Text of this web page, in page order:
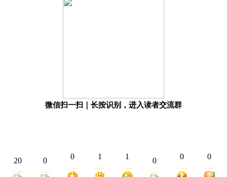
微信扫一扫｜长按识别，进入读者交流群
20 0 0 1 1 0 0 0